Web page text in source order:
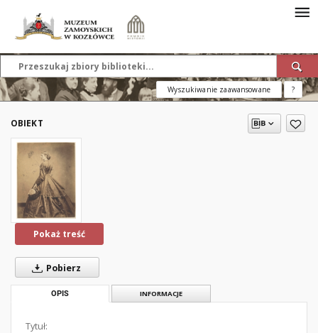
Wyszukiwanie zaawansowane ?
OBIEKT
Pokaż treść
Pobierz
OPIS INFORMACJE
Tytuł: